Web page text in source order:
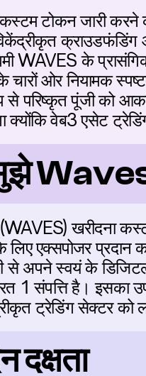
टोकन जारी करने
क्राउडफंडिंग
WAVES के
ओर नियामक
परिष्कृत पूंजी को
क्योंकि वेब3 एसेट
Waves
खरीदना
लिए एक्सपोजर
से अपने स्वयं के
1 संपत्ति है। इसका
ट्रेडिंग सेक्टर को
दक्षता